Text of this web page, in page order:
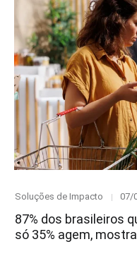
Category
Soluções de Impacto 07/
87% dos brasileiros
só 35% agem,